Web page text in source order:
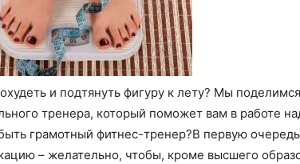
и подтянуть фигуру к лету? Мы
тренера, который поможет вам в работе
грамотный фитнес-тренер?В первую
– желательно, чтобы, кроме высшего